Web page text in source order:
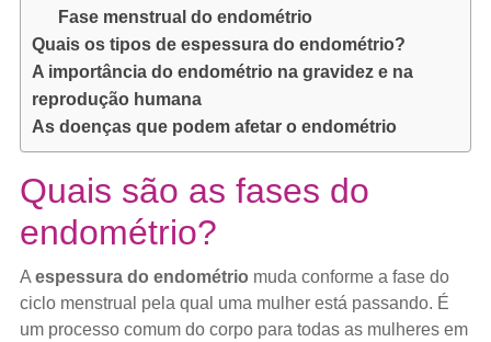
Fase menstrual do endométrio
Quais os tipos de espessura do endométrio?
A importância do endométrio na gravidez e na
reprodução humana
As doenças que podem afetar o endométrio
Quais são as fases do
endométrio?
A espessura do endométrio muda conforme a fase do
ciclo menstrual pela qual uma mulher está passando. É
um processo comum do corpo para todas as mulheres em